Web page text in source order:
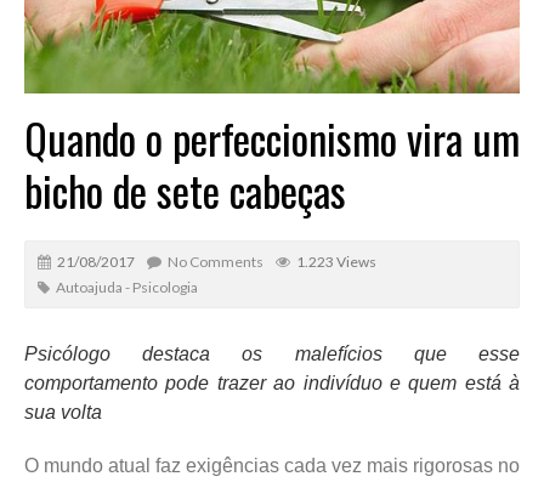
Quando o perfeccionismo vira um
bicho de sete cabeças
21/08/2017 No Comments
1.223 Views
Autoajuda - Psicologia
Psicólogo destaca os malefícios que esse
comportamento pode trazer ao indivíduo e quem está à
sua volta
O mundo atual faz exigências cada vez mais rigorosas no